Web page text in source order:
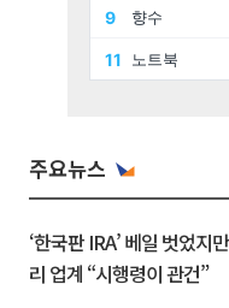
주요뉴스
‘한국판 IRA’ 베일 벗었지
리 업계 “시행령이 관건”